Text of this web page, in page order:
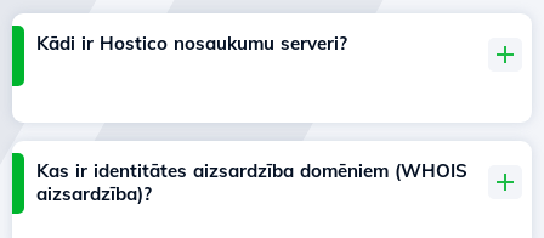
Kādi ir Hostico nosaukumu serveri?
Kas ir identitātes aizsardzība domēniem (WHOIS
aizsardzība)?